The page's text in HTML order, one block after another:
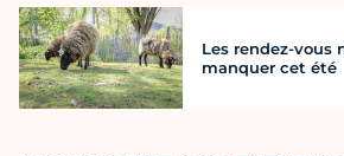
Les rendez-vous
manquer cet été